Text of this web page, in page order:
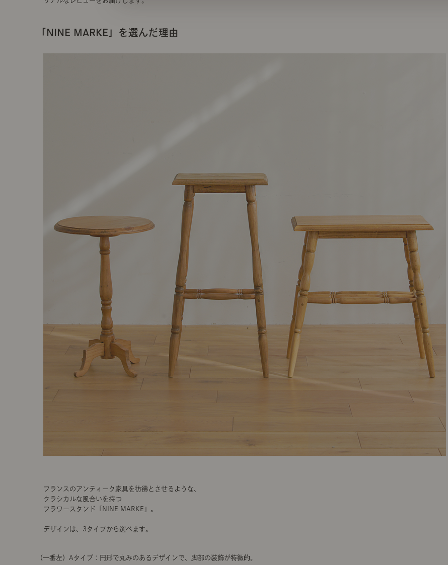
「NINE MARKE」を選んだ理由
フランスのアンティーク家具を彷彿とさせるような、
クラシカルな風合いを持つ
フラワースタンド「NINE MARKE」。
デザインは、3タイプから選べます。
（一番左）Aタイプ：円形で丸みのあるデザインで、脚部の装飾が特徴的。